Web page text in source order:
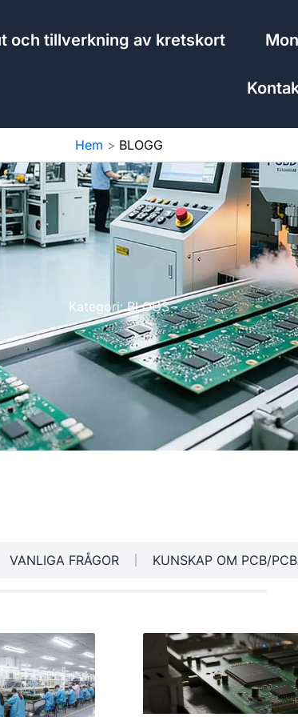
och tillverkning av kretskort
Hem BLOGG
Kategori: BLOGS
VANLIGA FRÅGOR KUNSKAP OM PCB/